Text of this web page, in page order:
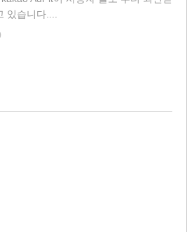
있습니다....